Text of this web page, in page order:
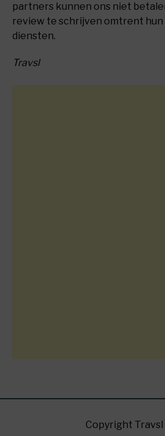
partners kunnen ons niet
review te schrijven omtrent
diensten.
Travsl
Copyright Travsl